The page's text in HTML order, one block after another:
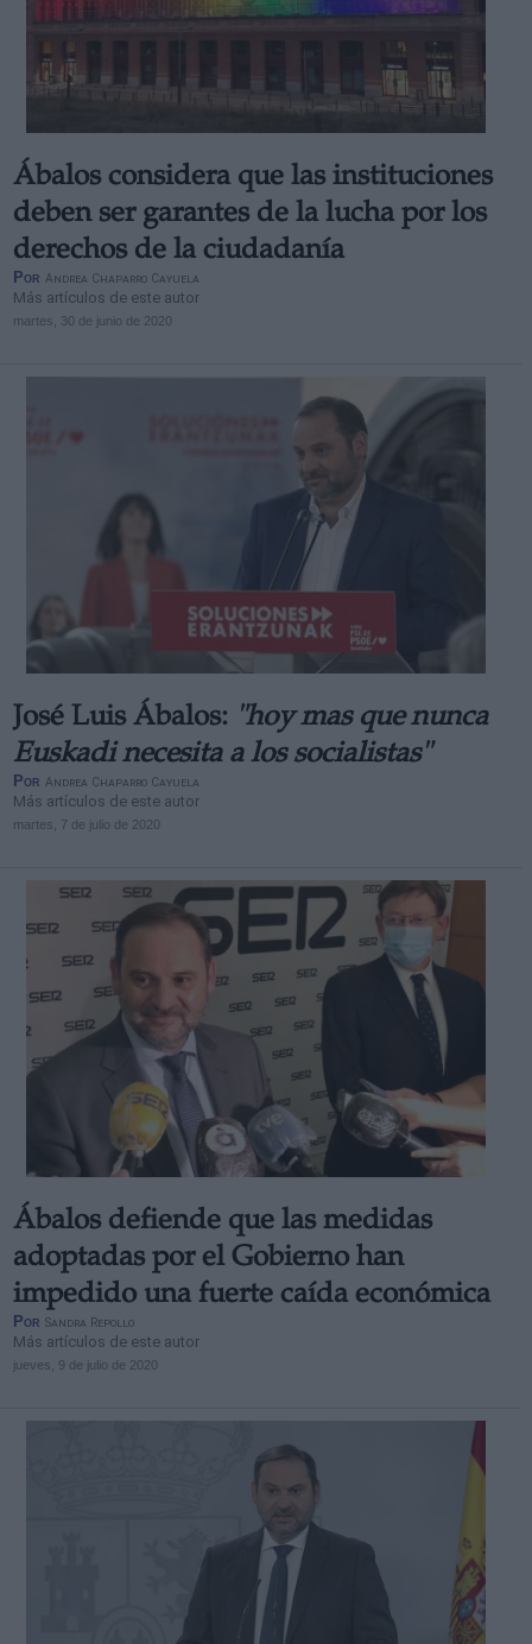
Ábalos considera que las instituciones
deben ser garantes de la lucha por los
derechos de la ciudadanía
Por Andrea Chaparro Cayuela
Más artículos de este autor
martes, 30 de junio de 2020
José Luis Ábalos: "hoy mas que nunca
Euskadi necesita a los socialistas"
Por Andrea Chaparro Cayuela
Más artículos de este autor
martes, 7 de julio de 2020
Ábalos defiende que las medidas
adoptadas por el Gobierno han
impedido una fuerte caída económica
Por Sandra Repollo
Más artículos de este autor
jueves, 9 de julio de 2020